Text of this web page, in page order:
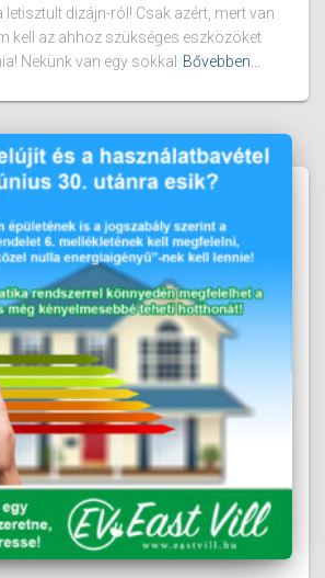
letisztult dizájn-ról! Csak azért, mert van
kell az ahhoz szükséges eszközöket
Nekünk van egy sokkal
Bővebben...